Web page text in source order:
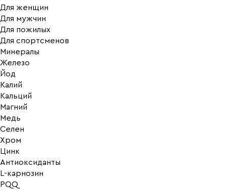
Для женщин
Для мужчин
Для пожилых
Для спортсменов
Минералы
Железо
Йод
Калий
Кальций
Магний
Медь
Селен
Хром
Цинк
Антиоксиданты
L-карнозин
PQQ